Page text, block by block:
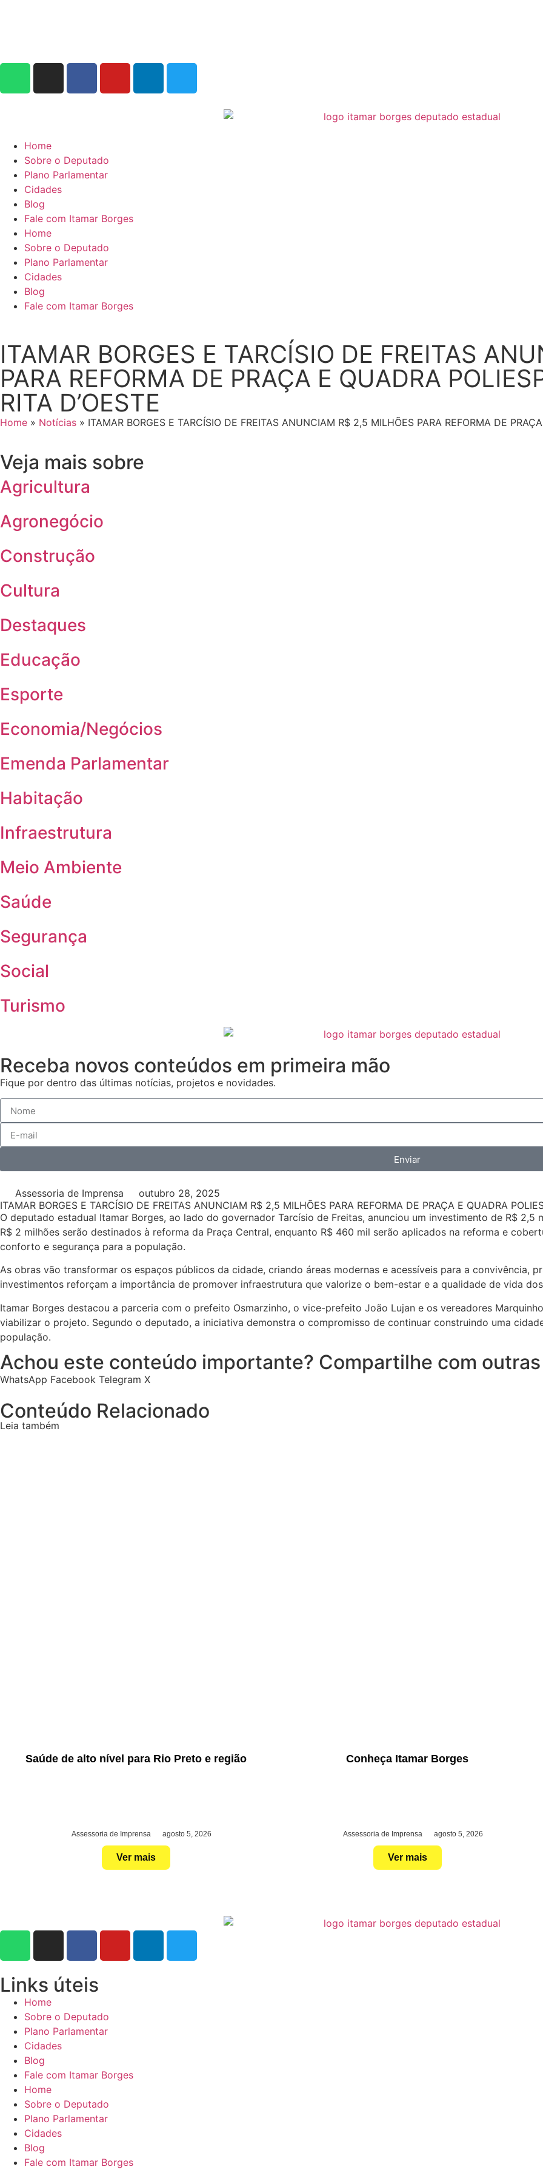
Home
Sobre o Deputado
Plano Parlamentar
Cidades
Blog
Fale com Itamar Borges
Home
Sobre o Deputado
Plano Parlamentar
Cidades
Blog
Fale com Itamar Borges
ITAMAR BORGES E TARCÍSIO DE FREITAS
PARA REFORMA DE PRAÇA E QUADRA
RITA D’OESTE
Home » Notícias » ITAMAR BORGES E TARCÍSIO DE FREITAS ANUNCIAM R$ 2,5 MILHÕES PARA REFORMA DE
Veja mais sobre
Agricultura
Agronegócio
Construção
Cultura
Destaques
Educação
Esporte
Economia/Negócios
Emenda Parlamentar
Habitação
Infraestrutura
Meio Ambiente
Saúde
Segurança
Social
Turismo
Receba novos conteúdos em primeira mão
Fique por dentro das últimas notícias, projetos e novidades.
Enviar
Assessoria de Imprensa
outubro 28, 2025
ITAMAR BORGES E TARCÍSIO DE FREITAS ANUNCIAM R$ 2,5 MILHÕES PARA REFORMA DE PRAÇA E QUADRA
O deputado estadual Itamar Borges, ao lado do governador Tarcísio de Freitas, anunciou um investimento de R$ 2,5
R$ 2 milhões serão destinados à reforma da Praça Central, enquanto R$ 460 mil serão aplicados na reforma e
conforto e segurança para a população.
As obras vão transformar os espaços públicos da cidade, criando áreas modernas e acessíveis para a convivência,
investimentos reforçam a importância de promover infraestrutura que valorize o bem-estar e a qualidade de vida
Itamar Borges destacou a parceria com o prefeito Osmarzinho, o vice-prefeito João Lujan e os vereadores
viabilizar o projeto. Segundo o deputado, a iniciativa demonstra o compromisso de continuar construindo uma
população.
Achou este conteúdo importante? Compartilhe com
WhatsApp Facebook Telegram X
Conteúdo Relacionado
Leia também
Saúde de alto nível para Rio Preto e região
Assessoria de Imprensa agosto 5, 2026
Ver mais
Conheça Itamar Borges
Assessoria de Imprensa agosto 5, 2026
Ver mais
Links úteis
Home
Sobre o Deputado
Plano Parlamentar
Cidades
Blog
Fale com Itamar Borges
Home
Sobre o Deputado
Plano Parlamentar
Cidades
Blog
Fale com Itamar Borges